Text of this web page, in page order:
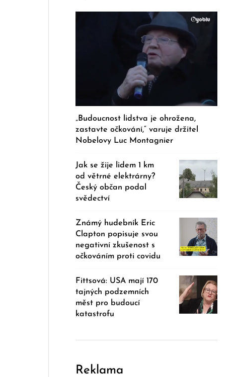
„Budoucnost lidstva je ohrožena,
zastavte očkování,“ varuje držitel
Nobelovy Luc Montagnier
Jak se žije lidem 1 km
od větrné elektrárny?
Český občan podal
svědectví
Známý hudebník Eric
Clapton popisuje svou
negativní zkušenost s
očkováním proti covidu
Fittsová: USA mají 170
tajných podzemních
měst pro budoucí
katastrofu
Reklama